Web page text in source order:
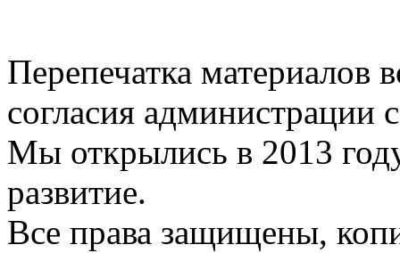
Перепечатка материалов
согласия администрации
Мы открылись в 2013
развитие.
Все права защищены,